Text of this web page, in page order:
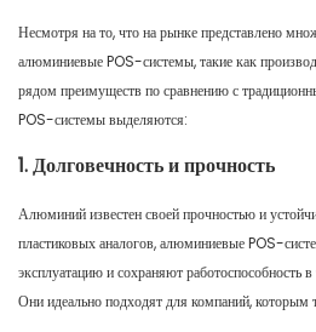
Несмотря на то, что на рынке представлено
алюминиевые POS-системы, такие как
рядом преимуществ по сравнению с
POS-системы выделяются:
1. Долговечность и прочность
Алюминий известен своей прочностью и
пластиковых аналогов, алюминиевые POS-
эксплуатацию и сохраняют работоспособность
Они идеально подходят для компаний, которым